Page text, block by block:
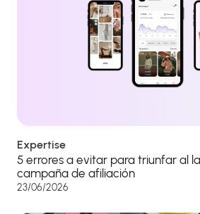
Expertise
5 errores a evitar para triunfar al
campaña de afiliación
23/06/2026